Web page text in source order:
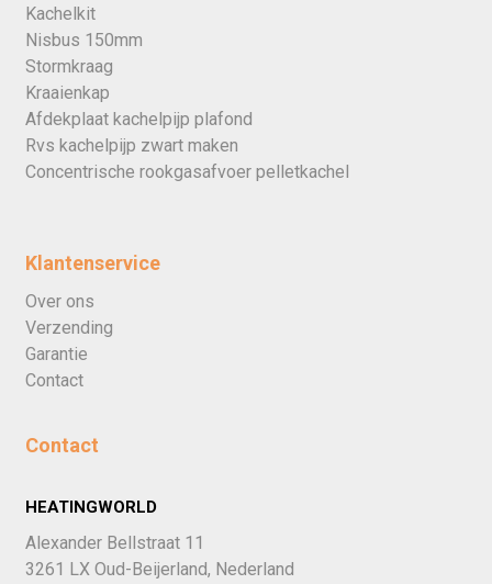
Kachelkit
Nisbus 150mm
Stormkraag
Kraaienkap
Afdekplaat kachelpijp plafond
Rvs kachelpijp zwart maken
Concentrische rookgasafvoer pelletkachel
Klantenservice
Over ons
Verzending
Garantie
Contact
Contact
HEATINGWORLD
Alexander Bellstraat 11
3261 LX Oud-Beijerland, Nederland